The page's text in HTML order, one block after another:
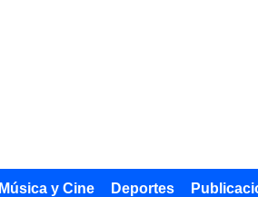
Música y Cine Deportes